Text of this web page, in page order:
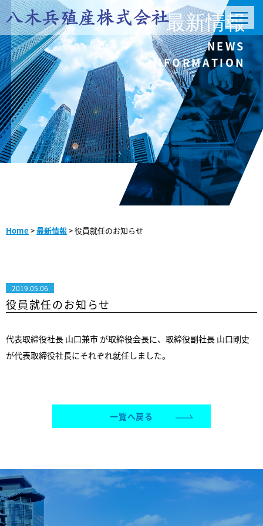
最新情報
NEWS
INFORMATION
Home >最新情報>役員就任のお知らせ
2019.05.06
役員就任のお知らせ
代表取締役社長 山口兼市 が取締役会長に、取締役副社長 山口剛史
が代表取締役社長にそれぞれ就任しました。
一覧へ戻る